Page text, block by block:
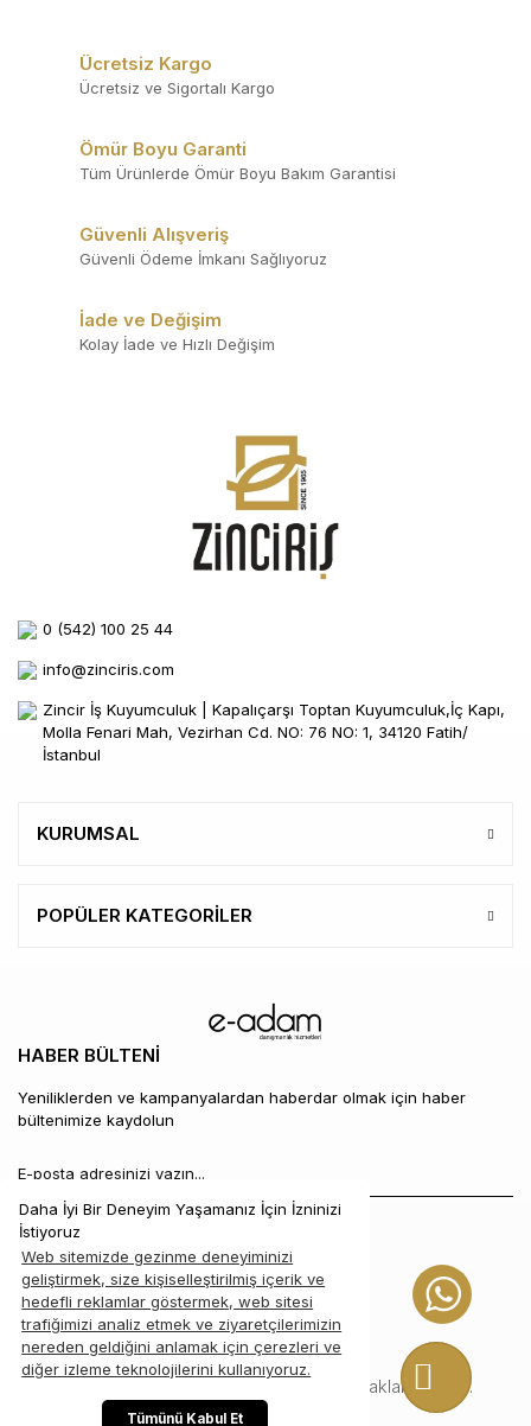
Daha İyi Bir Deneyim Yaşamanız İçin İzninizi
İstiyoruz
Web sitemizde gezinme deneyiminizi
geliştirmek, size kişiselleştirilmiş içerik ve
hedefli reklamlar göstermek, web sitesi
trafiğimizi analiz etmek ve ziyaretçilerimizin
nereden geldiğini anlamak için çerezleri ve
diğer izleme teknolojilerini kullanıyoruz.
Tümünü Kabul Et
Ücretsiz Kargo
Ücretsiz ve Sigortalı Kargo
Ömür Boyu Garanti
Tüm Ürünlerde Ömür Boyu Bakım Garantisi
Güvenli Alışveriş
Güvenli Ödeme İmkanı Sağlıyoruz
İade ve Değişim
Kolay İade ve Hızlı Değişim
0 (542) 100 25 44
info@zinciris.com
Zincir İş Kuyumculuk | Kapalıçarşı Toptan Kuyumculuk,İç Kapı,
Molla Fenari Mah, Vezirhan Cd. NO: 76 NO: 1, 34120 Fatih/
İstanbul
KURUMSAL
POPÜLER KATEGORİLER
HABER BÜLTENİ
Yeniliklerden ve kampanyalardan haberdar olmak için haber
bültenimize kaydolun
© 2021 ZİNCİRİŞKUYUMCULUK. Tüm hakları saklıdır.